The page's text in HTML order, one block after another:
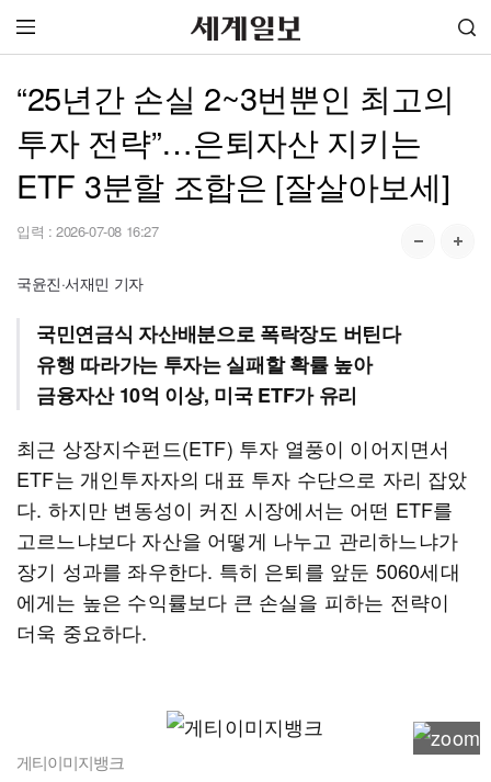
“25년간 손실 2~3번뿐인 최고의
투자 전략”…은퇴자산 지키는
ETF 3분할 조합은 [잘살아보세]
입력 : 2026-07-08 16:27
국윤진·서재민 기자
국민연금식 자산배분으로 폭락장도 버틴다
유행 따라가는 투자는 실패할 확률 높아
금융자산 10억 이상, 미국 ETF가 유리
최근 상장지수펀드(ETF) 투자 열풍이 이어지면서
ETF는 개인투자자의 대표 투자 수단으로 자리 잡았
다. 하지만 변동성이 커진 시장에서는 어떤 ETF를
고르느냐보다 자산을 어떻게 나누고 관리하느냐가
장기 성과를 좌우한다. 특히 은퇴를 앞둔 5060세대
에게는 높은 수익률보다 큰 손실을 피하는 전략이
더욱 중요하다.
게티이미지뱅크